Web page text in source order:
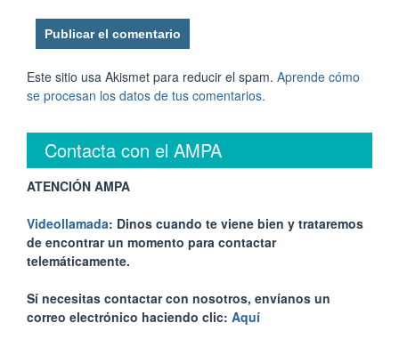
Este sitio usa Akismet para reducir el spam. Aprende cómo
se procesan los datos de tus comentarios.
Contacta con el AMPA
ATENCIÓN AMPA
Videollamada: Dinos cuando te viene bien y trataremos
de encontrar un momento para contactar
telemáticamente.
Sí necesitas contactar con nosotros, envíanos un
correo electrónico haciendo clic: Aquí